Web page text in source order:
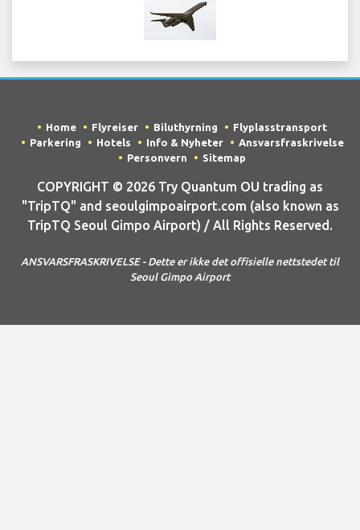
Home Flyreiser Biluthyrning
Flyplasstransport
Parkering
Hotels Info & Nyheter
Ansvarsfraskrivelse
Personvern
Sitemap
COPYRIGHT © 2026 Try Quantum OU trading as
"TripTQ" and seoulgimpoairport.com (also known as
TripTQ Seoul Gimpo Airport) / All Rights Reserved.
ANSVARSFRASKRIVELSE - Dette er ikke det offisielle nettstedet til
Seoul Gimpo Airport